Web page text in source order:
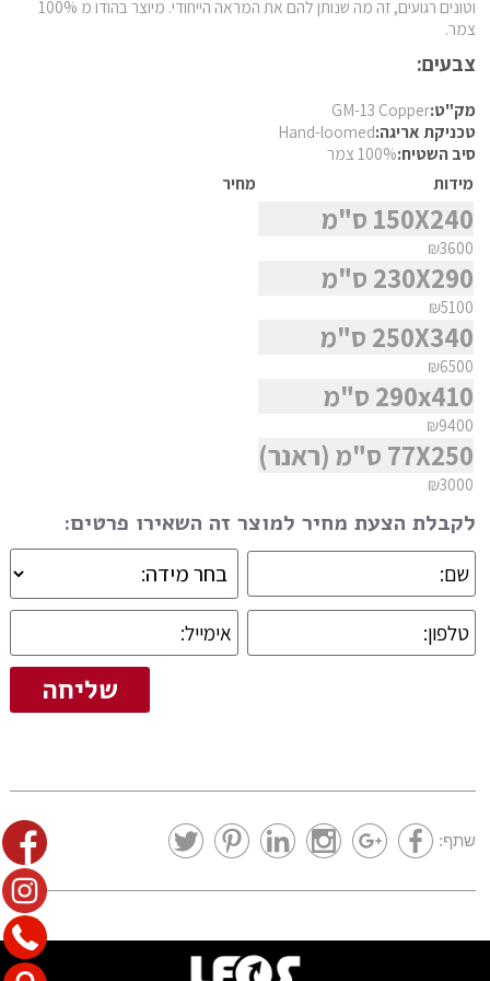
סגנון
פרסי מוד
פרסי נהין
פרסי סראפי
פרסי קום
פרסי קוצ'אן
פרסי קלארדש
פרסי קשקאי
וטונים רגועים, זה מה שנותן להם את המראה הייחודי. מיוצר בהודו מ 100%
צמר.
צבעים:
מק"ט:GM-13 Copper
טכניקת אריגה:Hand-loomed
סיב השטיח:100% צמר
מידות
מחיר
150X240 ס"מ
₪3600
230X290 ס"מ
₪5100
250X340 ס"מ
₪6500
290x410 ס"מ
₪9400
77X250 ס"מ (ראנר)
₪3000
לקבלת הצעת מחיר למוצר זה השאירו פרטים:
שתף: